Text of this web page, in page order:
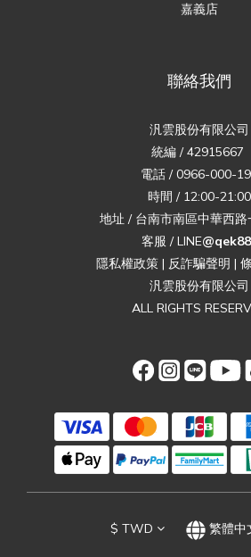
嘉義店
聯絡我們
汎雲股份有限公司
統編 / 42915667
電話 / 0966-000-
時間 / 12:00-21:00
地址 / 台南市南區中華西
客服 / LINE
隱私權政策 | 反詐騙聲明 |
汎雲股份有限公司
ALL RIGHTS
$ TWD 繁體中